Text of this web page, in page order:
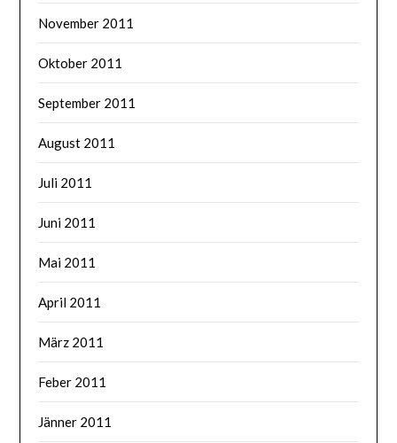
November 2011
Oktober 2011
September 2011
August 2011
Juli 2011
Juni 2011
Mai 2011
April 2011
März 2011
Feber 2011
Jänner 2011